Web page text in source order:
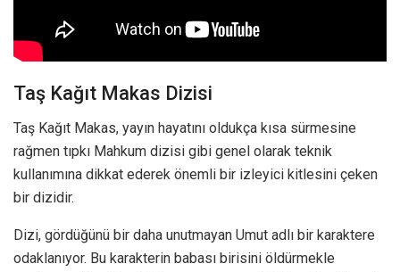
Taş Kağıt Makas Dizisi
Taş Kağıt Makas, yayın hayatını oldukça kısa sürmesine
rağmen tıpkı Mahkum dizisi gibi genel olarak teknik
kullanımına dikkat ederek önemli bir izleyici kitlesini çeken
bir dizidir.
Dizi, gördüğünü bir daha unutmayan Umut adlı bir karaktere
odaklanıyor. Bu karakterin babası birisini öldürmekle